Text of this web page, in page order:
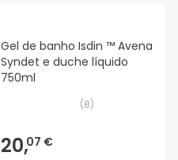
Gel de banho Isdin ™ Avena
Syndet e duche líquido
750ml
(8)
20,07 €